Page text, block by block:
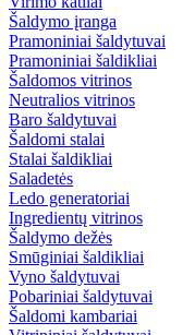
Šaldymo įranga
Pramoniniai šaldytuvai
Pramoniniai šaldikliai
Šaldomos vitrinos
Neutralios vitrinos
Baro šaldytuvai
Šaldomi stalai
Stalai šaldikliai
Saladetės
Ledo generatoriai
Ingredientų vitrinos
Šaldymo dežės
Smūginiai šaldikliai
Vyno šaldytuvai
Pobariniai šaldytuvai
Šaldomi kambariai